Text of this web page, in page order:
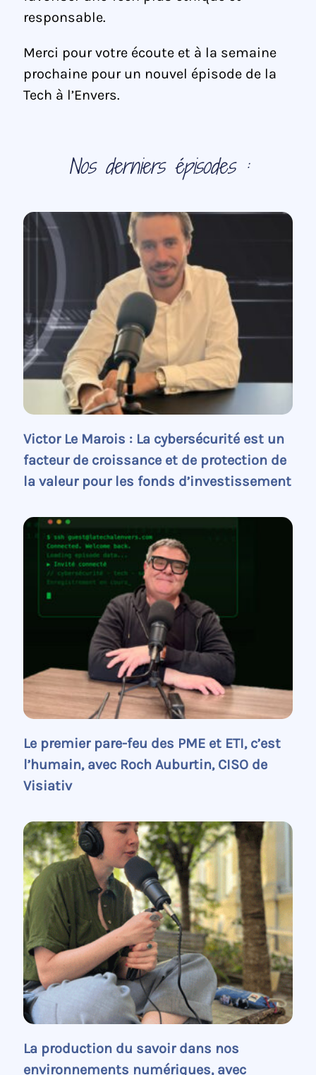
responsable.
Merci pour votre écoute et à la semaine
prochaine pour un nouvel épisode de la
Tech à l’Envers.
Nos derniers épisodes :
Victor Le Marois : La cybersécurité est un
facteur de croissance et de protection de
la valeur pour les fonds d’investissement
Le premier pare-feu des PME et ETI, c’est
l’humain, avec Roch Auburtin, CISO de
Visiativ
La production du savoir dans nos
environnements numériques, avec